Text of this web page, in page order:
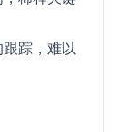
踪，难以